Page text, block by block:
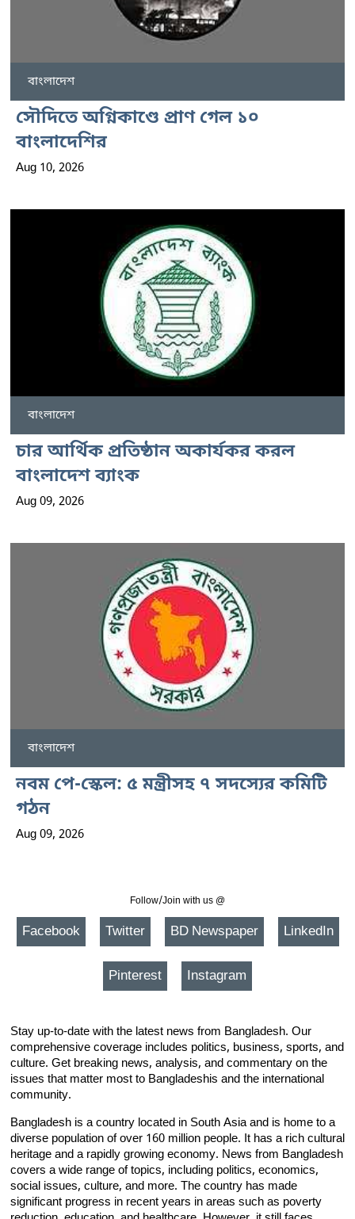
বাংলাদেশ
সৌদিতে অগ্নিকাণ্ডে প্রাণ গেল ১০
বাংলাদেশির
Aug 10, 2026
বাংলাদেশ
চার আর্থিক প্রতিষ্ঠান অকার্যকর করল
বাংলাদেশ ব্যাংক
Aug 09, 2026
বাংলাদেশ
নবম পে-স্কেল: ৫ মন্ত্রীসহ ৭ সদস্যের কমিটি
গঠন
Aug 09, 2026
Follow/Join with us @
Facebook Twitter BD Newspaper LinkedIn
Pinterest Instagram
Stay up-to-date with the latest news from Bangladesh. Our
comprehensive coverage includes politics, business, sports, and
culture. Get breaking news, analysis, and commentary on the
issues that matter most to Bangladeshis and the international
community.
Bangladesh is a country located in South Asia and is home to a
diverse population of over 160 million people. It has a rich cultural
heritage and a rapidly growing economy. News from Bangladesh
covers a wide range of topics, including politics, economics,
social issues, culture, and more. The country has made
significant progress in recent years in areas such as poverty